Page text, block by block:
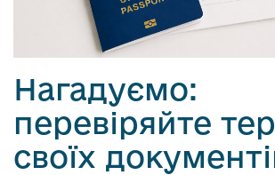
м
і
с
т
у
Нагадуємо:
перевіряйте
своїх